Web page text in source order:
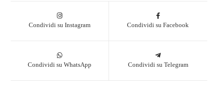
Condividi su Instagram Condividi su Facebook
Condividi su WhatsApp Condividi su Telegram